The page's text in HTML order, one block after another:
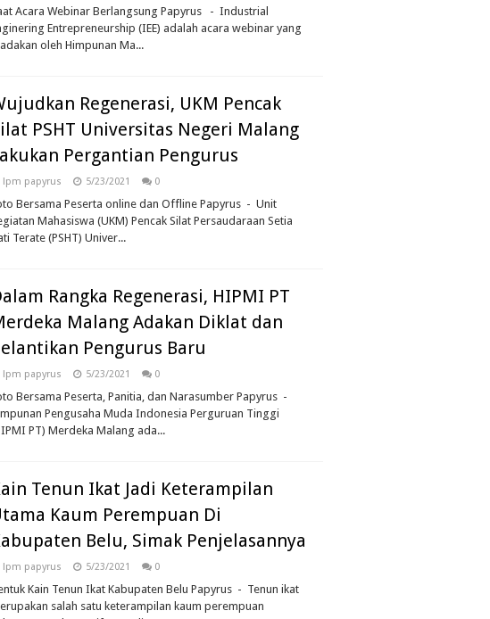
Acara Webinar Berlangsung Papyrus - Industrial
Entrepreneurship (IEE) adalah acara webinar yang
oleh Himpunan Ma...
Regenerasi, UKM Pencak
PSHT Universitas Negeri Malang
Pergantian Pengurus
lpm papyrus 5/23/2021 0
Bersama Peserta online dan Offline Papyrus - Unit
Mahasiswa (UKM) Pencak Silat Persaudaraan Setia
Terate (PSHT) Univer...
Rangka Regenerasi, HIPMI PT
Malang Adakan Diklat dan
Pengurus Baru
lpm papyrus 5/23/2021 0
Bersama Peserta, Panitia, dan Narasumber Papyrus -
Pengusaha Muda Indonesia Perguruan Tinggi
PT) Merdeka Malang ada...
Tenun Ikat Jadi Keterampilan
Kaum Perempuan Di
Belu, Simak Penjelasannya
lpm papyrus 5/23/2021 0
Kain Tenun Ikat Kabupaten Belu Papyrus - Tenun ikat
salah satu keterampilan kaum perempuan